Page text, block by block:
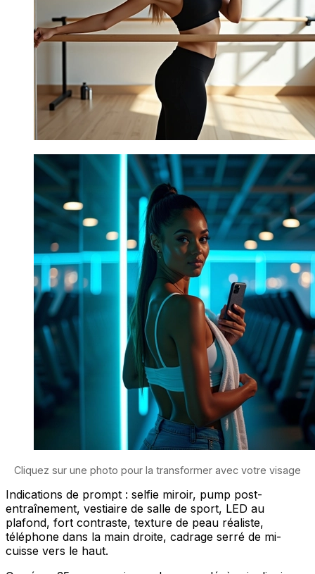
Cliquez sur une photo pour la transformer avec votre visage
Indications de prompt : selfie miroir, pump post-
entraînement, vestiaire de salle de sport, LED au
plafond, fort contraste, texture de peau réaliste,
téléphone dans la main droite, cadrage serré de mi-
cuisse vers le haut.